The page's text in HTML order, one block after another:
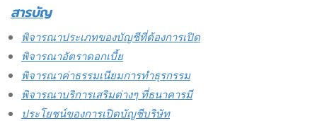
สารบัญ
พิจารณาประเภทของบัญชีที่ต้องการเปิด
พิจารณาอัตราดอกเบี้ย
พิจารณาค่าธรรมเนียมการทำธุรกรรม
พิจารณาบริการเสริมต่างๆ ที่ธนาคารมี
ประโยชน์ของการเปิดบัญชีบริษัท